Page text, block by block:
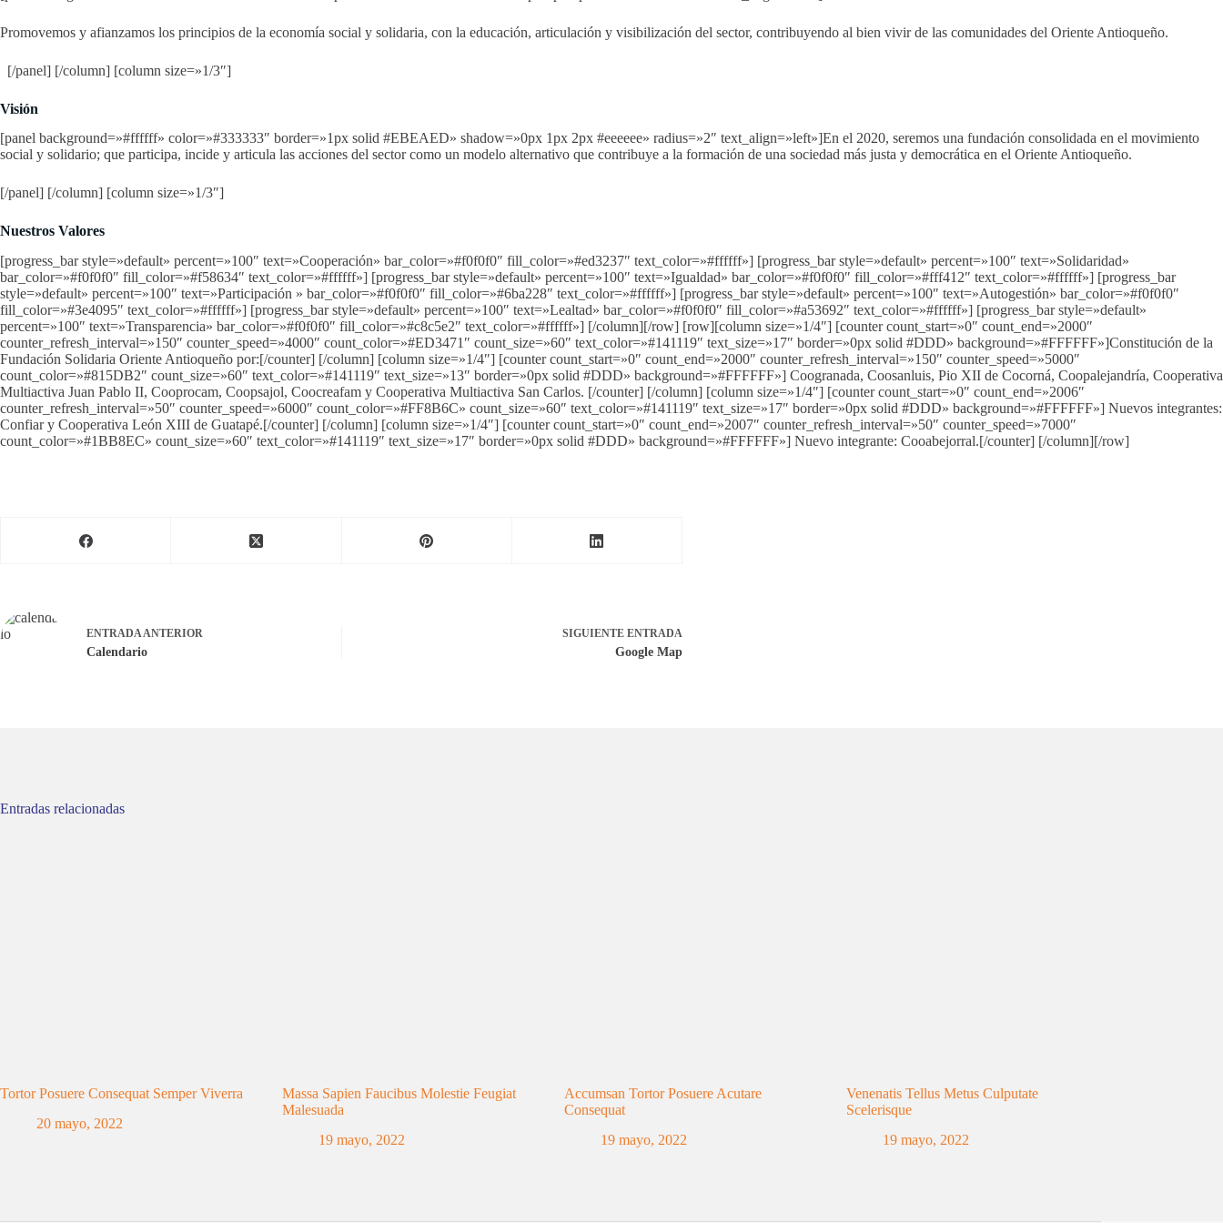
Promovemos y afianzamos los principios de la economía social y solidaria, con la educación, articulación y visibilización del sector, contribuyendo al bien vivir de las comunidades del Oriente Antioqueño.
[/panel] [/column] [column size=»1/3″]
Visión
[panel background=»#ffffff» color=»#333333″ border=»1px solid #EBEAED» shadow=»0px 1px 2px #eeeeee» radius=»2″ text_align=»left»]En el 2020, seremos una fundación consolidada en el movimiento
social y solidario; que participa, incide y articula las acciones del sector como un modelo alternativo que contribuye a la formación de una sociedad más justa y democrática en el Oriente Antioqueño.
[/panel] [/column] [column size=»1/3″]
Nuestros Valores
[progress_bar style=»default» percent=»100″ text=»Cooperación» bar_color=»#f0f0f0″ fill_color=»#ed3237″ text_color=»#ffffff»] [progress_bar style=»default» percent=»100″ text=»Solidaridad»
bar_color=»#f0f0f0″ fill_color=»#f58634″ text_color=»#ffffff»] [progress_bar style=»default» percent=»100″ text=»Igualdad» bar_color=»#f0f0f0″ fill_color=»#fff412″ text_color=»#ffffff»] [progress_bar
style=»default» percent=»100″ text=»Participación » bar_color=»#f0f0f0″ fill_color=»#6ba228″ text_color=»#ffffff»] [progress_bar style=»default» percent=»100″ text=»Autogestión» bar_color=»#f0f0f0″
fill_color=»#3e4095″ text_color=»#ffffff»] [progress_bar style=»default» percent=»100″ text=»Lealtad» bar_color=»#f0f0f0″ fill_color=»#a53692″ text_color=»#ffffff»] [progress_bar style=»default»
percent=»100″ text=»Transparencia» bar_color=»#f0f0f0″ fill_color=»#c8c5e2″ text_color=»#ffffff»] [/column][/row] [row][column size=»1/4″] [counter count_start=»0″ count_end=»2000″
counter_refresh_interval=»150″ counter_speed=»4000″ count_color=»#ED3471″ count_size=»60″ text_color=»#141119″ text_size=»17″ border=»0px solid #DDD» background=»#FFFFFF»]Constitución de la
Fundación Solidaria Oriente Antioqueño por:[/counter] [/column] [column size=»1/4″] [counter count_start=»0″ count_end=»2000″ counter_refresh_interval=»150″ counter_speed=»5000″
count_color=»#815DB2″ count_size=»60″ text_color=»#141119″ text_size=»13″ border=»0px solid #DDD» background=»#FFFFFF»] Coogranada, Coosanluis, Pio XII de Cocorná, Coopalejandría, Cooperativa
Multiactiva Juan Pablo II, Cooprocam, Coopsajol, Coocreafam y Cooperativa Multiactiva San Carlos. [/counter] [/column] [column size=»1/4″] [counter count_start=»0″ count_end=»2006″
counter_refresh_interval=»50″ counter_speed=»6000″ count_color=»#FF8B6C» count_size=»60″ text_color=»#141119″ text_size=»17″ border=»0px solid #DDD» background=»#FFFFFF»] Nuevos integrantes:
Confiar y Cooperativa León XIII de Guatapé.[/counter] [/column] [column size=»1/4″] [counter count_start=»0″ count_end=»2007″ counter_refresh_interval=»50″ counter_speed=»7000″
count_color=»#1BB8EC» count_size=»60″ text_color=»#141119″ text_size=»17″ border=»0px solid #DDD» background=»#FFFFFF»] Nuevo integrante: Cooabejorral.[/counter] [/column][/row]
ENTRADA ANTERIOR
Calendario
SIGUIENTE ENTRADA
Google Map
Entradas relacionadas
Tortor Posuere Consequat Semper Viverra
20 mayo, 2022
Massa Sapien Faucibus Molestie Feugiat
Malesuada
19 mayo, 2022
Accumsan Tortor Posuere Acutare
Consequat
19 mayo, 2022
Venenatis Tellus Metus Culputate
Scelerisque
19 mayo, 2022